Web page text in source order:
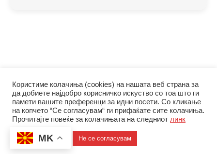
© Управа за финансиско разузнавање | 2026
Политика за приватност
Користиме колачиња (cookies) на нашата веб страна за
да добиете најдобро корисничко искуство со тоа што ги
памети вашите преференци за идни посети. Со кликање
на копчето “Се согласувам“ ги прифаќате сите колачиња.
Прочитајте повеќе за колачињата на следниот линк
Се согласувам Не се согласувам
MK